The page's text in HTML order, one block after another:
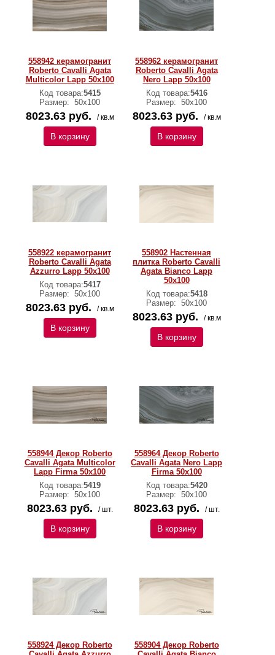
558942 керамогранит
Roberto Cavalli Agata
Multicolor Lapp 50x100
Код товара:5415
Размер: 50х100
8023.63 руб. / кв.м
В корзину
558962 керамогранит
Roberto Cavalli Agata
Nero Lapp 50x100
Код товара:5416
Размер: 50х100
8023.63 руб. / кв.м
В корзину
558922 керамогранит
Roberto Cavalli Agata
Azzurro Lapp 50x100
Код товара:5417
Размер: 50х100
8023.63 руб. / кв.м
В корзину
558902 Настенная
плитка Roberto Cavalli
Agata Bianco Lapp
50x100
Код товара:5418
Размер: 50х100
8023.63 руб. / кв.м
В корзину
558944 Декор Roberto
Cavalli Agata Multicolor
Lapp Firma 50x100
Код товара:5419
Размер: 50х100
8023.63 руб. / шт.
В корзину
558964 Декор Roberto
Cavalli Agata Nero Lapp
Firma 50x100
Код товара:5420
Размер: 50х100
8023.63 руб. / шт.
В корзину
558924 Декор Roberto
558904 Декор Roberto